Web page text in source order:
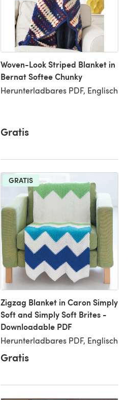
Woven-Look Striped Blanket in
Bernat Softee Chunky
Herunterladbares PDF, Englisch
Gratis
GRATIS
Zigzag Blanket in Caron Simply
Soft and Simply Soft Brites -
Downloadable PDF
Herunterladbares PDF, Englisch
Gratis